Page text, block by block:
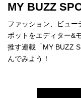
MY BUZZ
ファッション、ビュー
ポットをエディター&
推す連載「MY BUZZ
んでみよう！